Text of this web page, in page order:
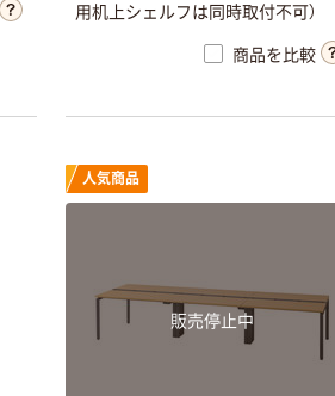
用机上シェルフは同時取付不可）
商品を比較
人気商品
販売停止中